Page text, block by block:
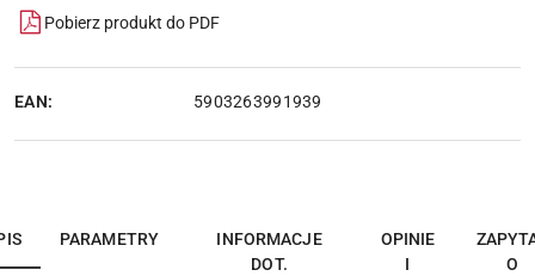
Pobierz produkt do PDF
EAN: 5903263991939
PARAMETRY
INFORMACJE
DOT.
OPINIE
I
O